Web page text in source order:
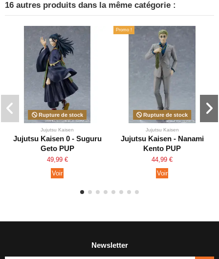
16 autres produits dans la même catégorie :
Rupture de stock
Jujutsu Kaisen
Jujutsu Kaisen 0 - Suguru
Geto PUP
49,99 €
Voir
Promo !
Rupture de stock
Jujutsu Kaisen
Jujutsu Kaisen - Nanami
Kento PUP
44,99 €
Voir
Newsletter